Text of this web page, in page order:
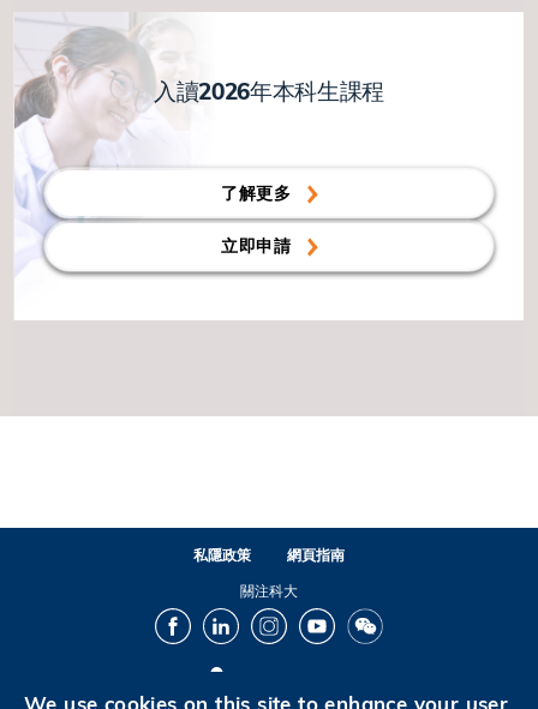
入讀2026年本科生課程
了解更多
立即申請
私隱政策
網頁指南
關注科大
FacebookLinkedInInstagramYoutubeWechat
We use cookies on this site to enhance your user